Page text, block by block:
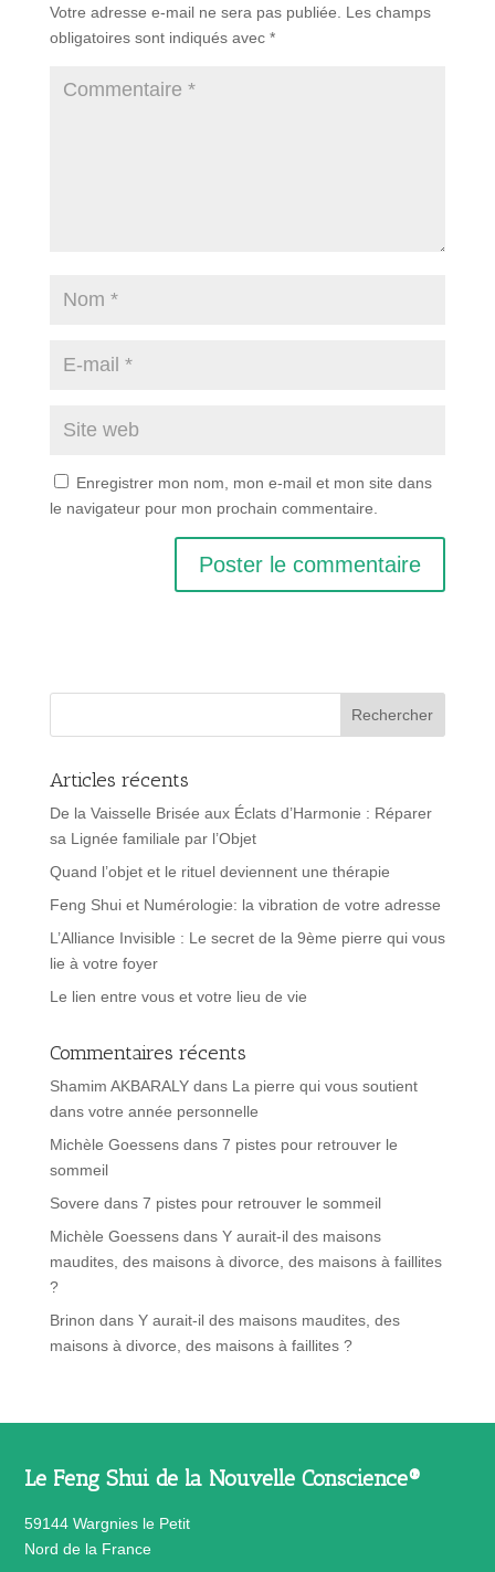
Votre adresse e-mail ne sera pas publiée.
Les champs
obligatoires sont indiqués avec *
Enregistrer mon nom, mon e-mail et mon site dans
le navigateur pour mon prochain commentaire.
Articles récents
De la Vaisselle Brisée aux Éclats d’Harmonie : Réparer
sa Lignée familiale par l’Objet
Quand l’objet et le rituel deviennent une thérapie
Feng Shui et Numérologie: la vibration de votre adresse
L’Alliance Invisible : Le secret de la 9ème pierre qui vous
lie à votre foyer
Le lien entre vous et votre lieu de vie
Commentaires récents
Shamim AKBARALYdans La pierre qui vous soutient
dans votre année personnelle
Michèle Goessensdans 7 pistes pour retrouver le
sommeil
Sovere dans 7 pistes pour retrouver le sommeil
Michèle Goessensdans Y aurait-il des maisons
maudites, des maisons à divorce, des maisons à faillites
?
Brinon dans Y aurait-il des maisons maudites, des
maisons à divorce, des maisons à faillites ?
Le Feng Shui de la Nouvelle Conscience®
59144 Wargnies le Petit
Nord de la France